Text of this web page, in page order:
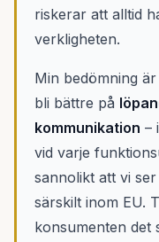
riskerar att alltid
verkligheten.
Min bedömning
bli bättre på
kommunikation –
vid varje
sannolikt att vi
särskilt inom EU.
konsumenten det